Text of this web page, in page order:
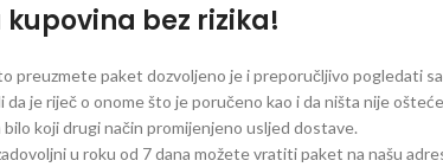
kupovina bez rizika!
preuzmete paket dozvoljeno je i preporučljivo pogledati
da je riječ o onome što je poručeno kao i da ništa nije
bilo koji drugi način promijenjeno usljed dostave.
u roku od 7 dana možete vratiti paket na našu